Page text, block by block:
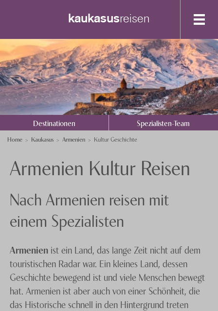
kaukasusreisen
Destinationen
Armenien
Aserbaidschan
Georgien
Spezialisten-Team
+41 41 729 14 22
Anfrage senden
Über uns
Events
Knecht Gruppe
AGB
Impressum
Jobs
Destinationen Spezialisten-Team
Home Kaukasus Armenien Kultur Geschichte
Armenien Kultur Reisen
Nach Armenien reisen mit
einem Spezialisten
Armenien ist ein Land, das lange Zeit nicht auf dem
touristischen Radar war. Ein kleines Land, dessen
Geschichte bewegend ist und viele Menschen bewegt
hat. Armenien ist aber auch von einer Schönheit, die
das Historische schnell in den Hintergrund treten